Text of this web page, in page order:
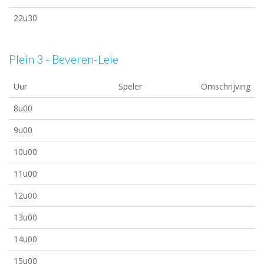
22u30
Plein 3 - Beveren-Leie
Uur Speler
Omschrijving
8u00
9u00
10u00
11u00
12u00
13u00
14u00
15u00